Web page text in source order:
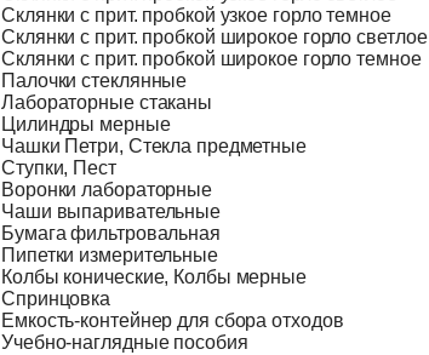
Склянки с прит. пробкой узкое горло темное
Склянки с прит. пробкой широкое горло светлое
Склянки с прит. пробкой широкое горло темное
Палочки стеклянные
Лабораторные стаканы
Цилиндры мерные
Чашки Петри, Стекла предметные
Ступки, Пест
Воронки лабораторные
Чаши выпаривательные
Бумага фильтровальная
Пипетки измерительные
Колбы конические, Колбы мерные
Спринцовка
Емкость-контейнер для сбора отходов
Учебно-наглядные пособия